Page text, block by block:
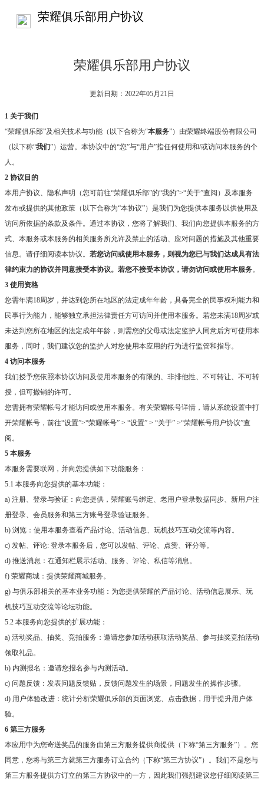
荣耀俱乐部用户协议
荣耀俱乐部用户协议
更新日期：2022年05月21日
1 关于我们
“荣耀俱乐部”及相关技术与功能（以下合称为“本服务”）由荣耀终端股份有限公司
（以下称“我们”）运营。本协议中的“您”与“用户”指任何使用和/或访问本服务的个
人。
2 协议目的
本用户协议、隐私声明（您可前往“荣耀俱乐部”的“我的”>“关于”查阅）及本服务
发布或提供的其他政策（以下合称为“本协议”）是我们为您提供本服务以供使用及
访问所依据的条款及条件。通过本协议，您将了解我们、我们向您提供本服务的方
式、本服务或本服务的相关服务所允许及禁止的活动、应对问题的措施及其他重要
信息。请仔细阅读本协议。 若您访问或使用本服务，则视为您已与我们达成具有法
律约束力的协议并同意接受本协议。若您不接受本协议，请勿访问或使用本服务。
3 使用资格
您需年满18周岁，并达到您所在地区的法定成年年龄，具备完全的民事权利能力和
民事行为能力，能够独立承担法律责任方可访问并使用本服务。若您未满18周岁或
未达到您所在地区的法定成年年龄，则需您的父母或法定监护人同意后方可使用本
服务，同时，我们建议您的监护人对您使用本应用的行为进行监管和指导。
4 访问本服务
我们授予您依照本协议访问及使用本服务的有限的、非排他性、不可转让、不可转
授，但可撤销的许可。
您需拥有荣耀帐号才能访问或使用本服务。有关荣耀帐号详情，请从系统设置中打
开荣耀帐号，前往“设置”>“荣耀帐号” > “设置” > “关于” >“荣耀帐号用户协议”查
阅。
5 本服务
本服务需要联网，并向您提供如下功能服务：
5.1 本服务向您提供的基本功能：
a) 注册、登录与验证：向您提供，荣耀账号绑定、老用户登录数据同步、新用户注
册登录、会员服务和第三方账号登录验证服务。
b) 浏览：使用本服务查看产品讨论、活动信息、玩机技巧互动交流等内容。
c) 发帖、评论: 登录本服务后，您可以发帖、评论、点赞、评分等。
d) 推送消息：在通知栏展示活动、服务、评论、私信等消息。
f) 荣耀商城：提供荣耀商城服务。
g) 与俱乐部相关的基本业务功能：为您提供荣耀的产品讨论、活动信息展示、玩
机技巧互动交流等论坛功能。
5.2 本服务向您提供的扩展功能：
a) 活动奖品、抽奖、竞拍服务：邀请您参加活动获取活动奖品、参与抽奖竞拍活动
领取礼品。
b) 内测报名：邀请您报名参与内测活动。
c) 问题反馈：发表问题反馈贴，反馈问题发生的场景，问题发生的操作步骤。
d) 用户体验改进：统计分析荣耀俱乐部的页面浏览、点击数据，用于提升用户体
验。
6 第三方服务
本应用中为您寄送奖品的服务由第三方服务提供商提供（下称“第三方服务”）。您
同意，您将与第三方就第三方服务订立合约（下称“第三方协议”）。我们不是您与
第三方服务提供方订立的第三方协议中的一方，因此我们强烈建议您仔细阅读第三